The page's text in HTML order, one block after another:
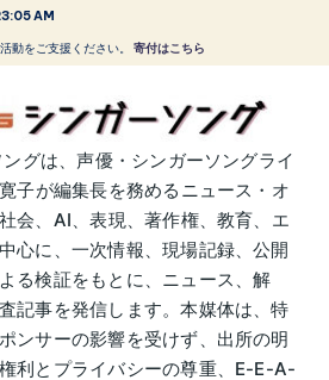
AM
動をご支援ください。 寄付はこちら
グは、声優・シンガーソングライ
子が編集長を務めるニュース・オ
会、AI、表現、著作権、教育、エ
心に、一次情報、現場記録、公開
る検証をもとに、ニュース、解
記事を発信します。本媒体は、特
ンサーの影響を受けず、出所の明
利とプライバシーの尊重、E-E-A-